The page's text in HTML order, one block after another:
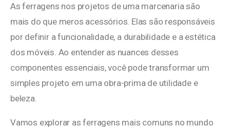
As ferragens nos projetos de uma marcenaria são
mais do que meros acessórios. Elas são responsáveis
por definir a funcionalidade, a durabilidade e a estética
dos móveis. Ao entender as nuances desses
componentes essenciais, você pode transformar um
simples projeto em uma obra-prima de utilidade e
beleza.
Vamos explorar as ferragens mais comuns no mundo